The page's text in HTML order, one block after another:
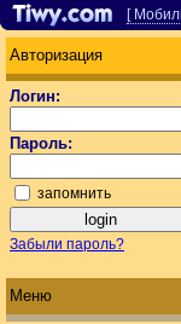
[
Авторизация
Логин:
Пароль:
запомнить
Забыли пароль?
Меню